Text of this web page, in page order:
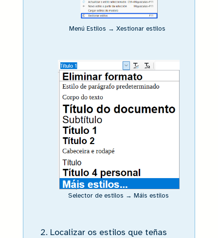
Menú Estilos → Xestionar estilos
Selector de estilos → Máis estilos
Localizar os estilos que teñas